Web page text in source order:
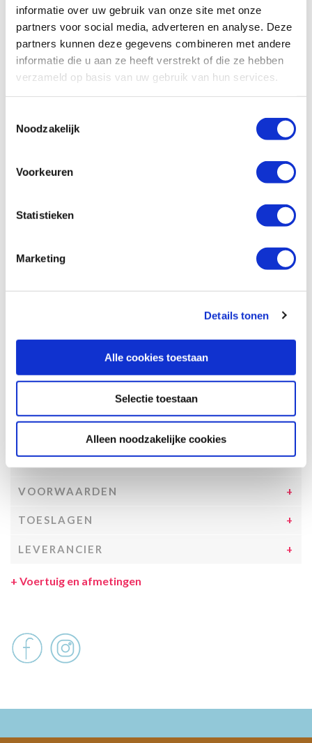
informatie over uw gebruik van onze site met onze
partners voor social media, adverteren en analyse. Deze
partners kunnen deze gegevens combineren met andere
informatie die u aan ze heeft verstrekt of die ze hebben
verzameld op basis van uw gebruik van hun services.
Noodzakelijk
Voorkeuren
Statistieken
Marketing
Details tonen
Alle cookies toestaan
Selectie toestaan
Alleen noodzakelijke cookies
Specificaties, tekeningen en plattegrond van de camper zijn
garantie dat de maximale bezetting voldoende comfortabel is.
beschrijving en tekeningen en ook tussentijds gewijzigd worden.
SPECIFICATIES CAMPER
UITRUSTING CAMPER
INCLUSIEF/EXCLUSIEF
VOORWAARDEN
TOESLAGEN
LEVERANCIER
+ Voertuig en afmetingen